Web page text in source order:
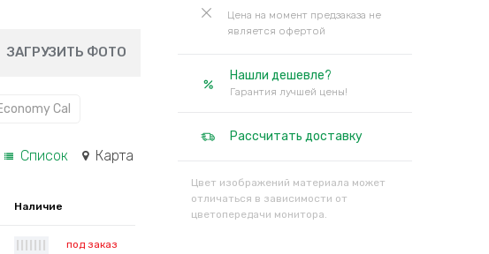
Цена на момент предзаказа не
является офертой
Нашли дешевле?
Гарантия лучшей цены!
Рассчитать доставку
Цвет изображений материала может
отличаться в зависимости от
цветопередачи монитора.
ЗАГРУЗИТЬ ФОТО
Cal
Список Карта
Наличие
под заказ